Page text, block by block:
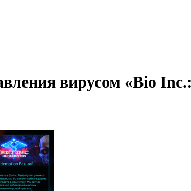
вирусом «Bio